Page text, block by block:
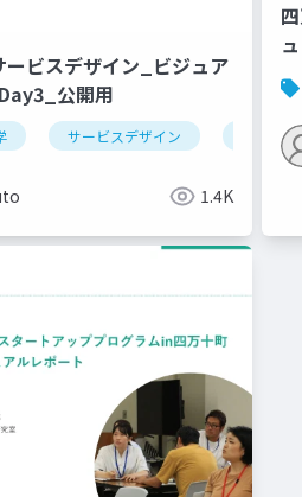
ビスデザイン_ビジュア
公開用
サービスデザイン デザイ
1.4K